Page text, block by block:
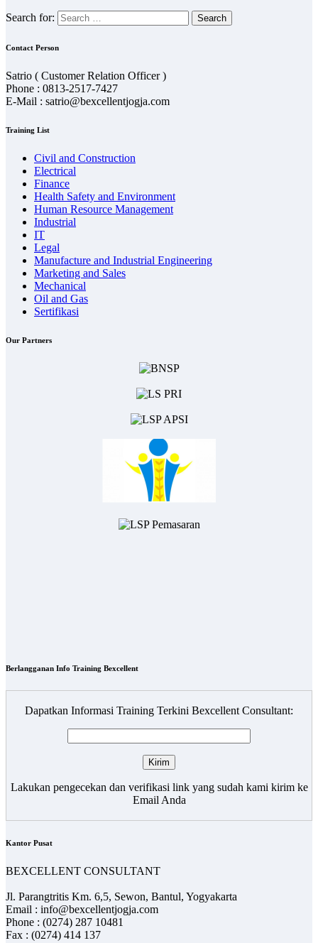
Search for:
Contact Person
Satrio ( Customer Relation Officer )
Phone : 0813-2517-7427
E-Mail : satrio@bexcellentjogja.com
Training List
Civil and Construction
Electrical
Finance
Health Safety and Environment
Human Resource Management
Industrial
IT
Legal
Manufacture and Industrial Engineering
Marketing and Sales
Mechanical
Oil and Gas
Sertifikasi
Our Partners
Berlangganan Info Training Bexcellent
Dapatkan Informasi Training Terkini Bexcellent Consultant:
Lakukan pengecekan dan verifikasi link yang sudah kami kirim ke
Email Anda
Kantor Pusat
BEXCELLENT CONSULTANT
Jl. Parangtritis Km. 6,5, Sewon, Bantul, Yogyakarta
Email : info@bexcellentjogja.com
Phone : (0274) 287 10481
Fax : (0274) 414 137